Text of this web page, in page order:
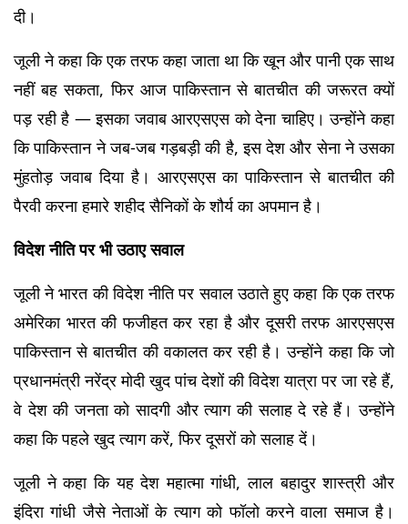
दी।
जूली ने कहा कि एक तरफ कहा जाता था कि खून और पानी एक साथ
नहीं बह सकता, फिर आज पाकिस्तान से बातचीत की जरूरत क्यों
पड़ रही है — इसका जवाब आरएसएस को देना चाहिए। उन्होंने कहा
कि पाकिस्तान ने जब-जब गड़बड़ी की है, इस देश और सेना ने उसका
मुंहतोड़ जवाब दिया है। आरएसएस का पाकिस्तान से बातचीत की
पैरवी करना हमारे शहीद सैनिकों के शौर्य का अपमान है।
विदेश नीति पर भी उठाए सवाल
जूली ने भारत की विदेश नीति पर सवाल उठाते हुए कहा कि एक तरफ
अमेरिका भारत की फजीहत कर रहा है और दूसरी तरफ आरएसएस
पाकिस्तान से बातचीत की वकालत कर रही है। उन्होंने कहा कि जो
प्रधानमंत्री नरेंद्र मोदी खुद पांच देशों की विदेश यात्रा पर जा रहे हैं,
वे देश की जनता को सादगी और त्याग की सलाह दे रहे हैं। उन्होंने
कहा कि पहले खुद त्याग करें, फिर दूसरों को सलाह दें।
जूली ने कहा कि यह देश महात्मा गांधी, लाल बहादुर शास्त्री और
इंदिरा गांधी जैसे नेताओं के त्याग को फॉलो करने वाला समाज है।